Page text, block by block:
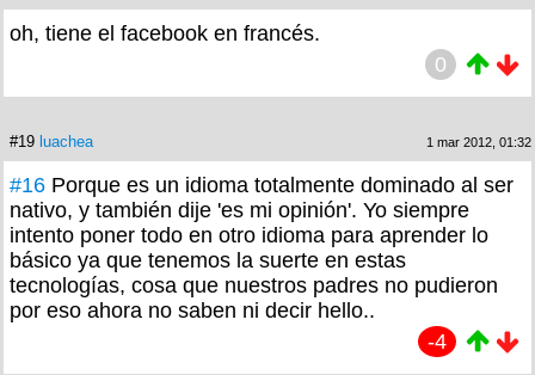
oh, tiene el facebook en francés.
0
#19 luachea 1 mar 2012, 01:32
#16 Porque es un idioma totalmente dominado al ser
nativo, y también dije 'es mi opinión'. Yo siempre
intento poner todo en otro idioma para aprender lo
básico ya que tenemos la suerte en estas
tecnologías, cosa que nuestros padres no pudieron
por eso ahora no saben ni decir hello..
-4